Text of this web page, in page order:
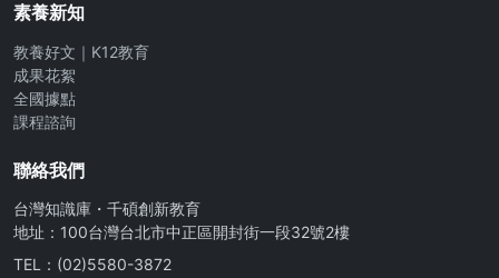
素養新知
教養好文｜K12教育
成果花絮
全國據點
課程諮詢
聯絡我們
台灣知識庫・千碩創新教育
地址：100台灣台北市中正區開封街一段32號2樓
TEL：(02)5580-3872